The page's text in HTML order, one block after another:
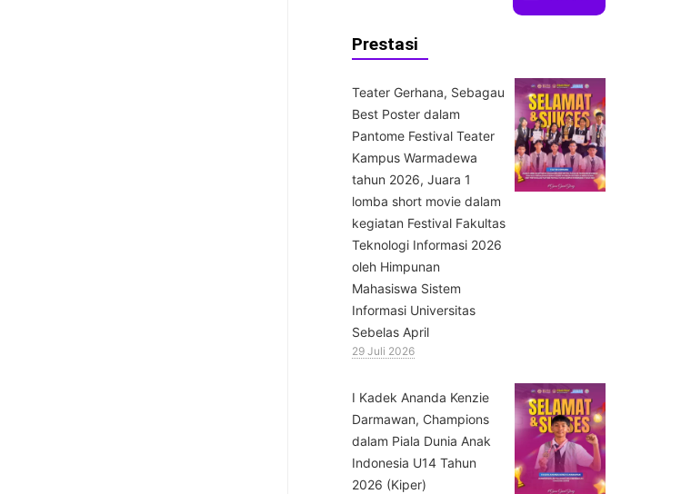
Prestasi
Teater Gerhana, Sebagau
Best Poster dalam
Pantome Festival Teater
Kampus Warmadewa
tahun 2026, Juara 1
lomba short movie dalam
kegiatan Festival Fakultas
Teknologi Informasi 2026
oleh Himpunan
Mahasiswa Sistem
Informasi Universitas
Sebelas April
29 Juli 2026
⁠I Kadek Ananda Kenzie
Darmawan, Champions
dalam Piala Dunia Anak
Indonesia U14 Tahun
2026 (Kiper)